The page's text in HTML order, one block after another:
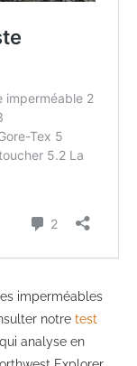
imperméables
notre test
, qui analyse en